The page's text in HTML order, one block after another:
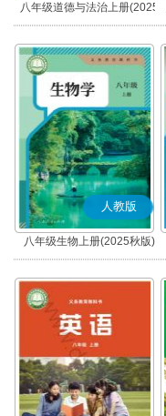
八年级道德与法治上册(2025
秋版)(部编版)
人教版
八年级生物上册(2025秋版)